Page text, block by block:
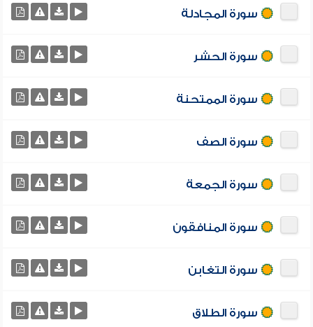
سورة المجادلة
سورة الحشر
سورة الممتحنة
سورة الصف
سورة الجمعة
سورة المنافقون
سورة التغابن
سورة الطلاق